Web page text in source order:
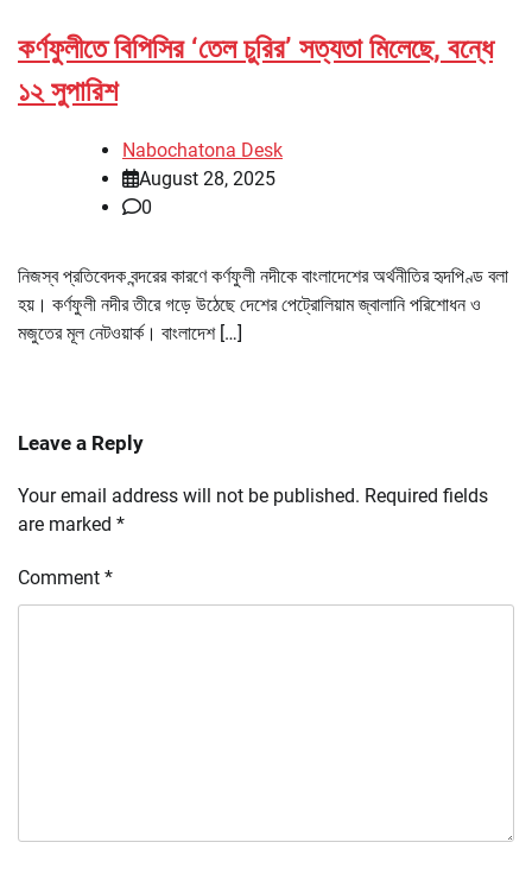
কর্ণফুলীতে বিপিসির ‘তেল চুরির’ সত্যতা মিলেছে, বন্ধে
১২ সুপারিশ
Nabochatona Desk
August 28, 2025
0
নিজস্ব প্রতিবেদক বন্দরের কারণে কর্ণফুলী নদীকে বাংলাদেশের অর্থনীতির হৃদপিণ্ড বলা
হয়। কর্ণফুলী নদীর তীরে গড়ে উঠেছে দেশের পেট্রোলিয়াম জ্বালানি পরিশোধন ও
মজুতের মূল নেটওয়ার্ক। বাংলাদেশ […]
Leave a Reply
Your email address will not be published. Required fields
are marked *
Comment *